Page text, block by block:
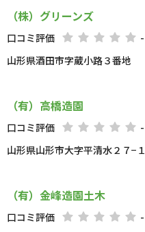
（株）グリーンズ
口コミ評価
-
山形県酒田市字蔵小路３番地
（有）高橋造園
口コミ評価
-
山形県山形市大字平清水２７−１
（有）金峰造園土木
口コミ評価
-